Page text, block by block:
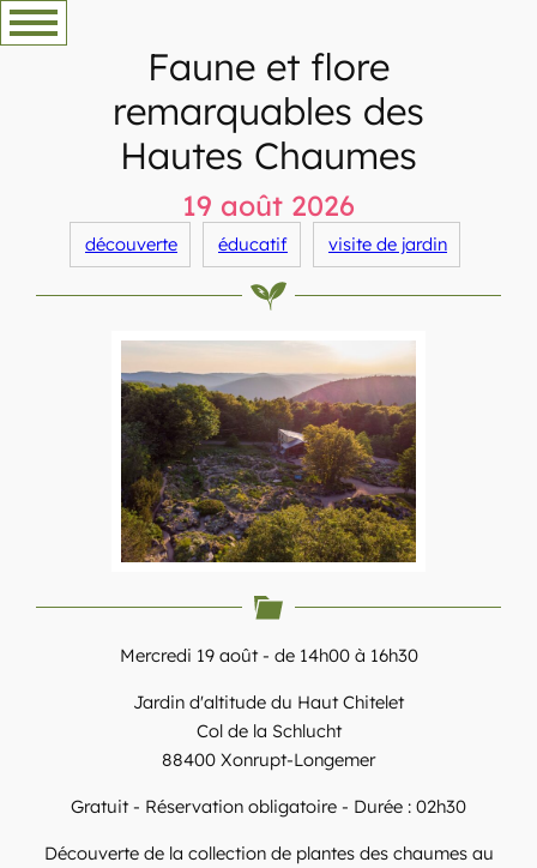
Aller
au
Faune et flore
remarquables des
Hautes Chaumes
19 août 2026
découverte éducatif visite de jardin
Mercredi 19 août - de 14h00 à 16h30
Jardin d'altitude du Haut Chitelet
Col de la Schlucht
88400 Xonrupt-Longemer
Gratuit - Réservation obligatoire - Durée : 02h30
Découverte de la collection de plantes des chaumes au